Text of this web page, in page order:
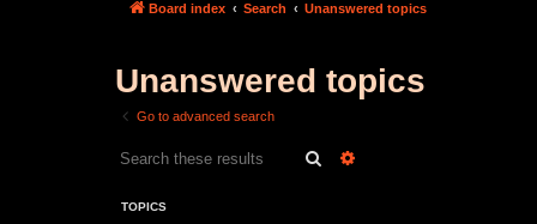
Board index Search Unanswered topics
Unanswered topics
Go to advanced search
Search
TOPICS